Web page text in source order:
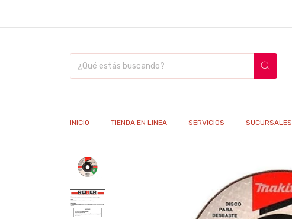
INICIO TIENDA EN LINEA SERVICIOS SUCURSALES